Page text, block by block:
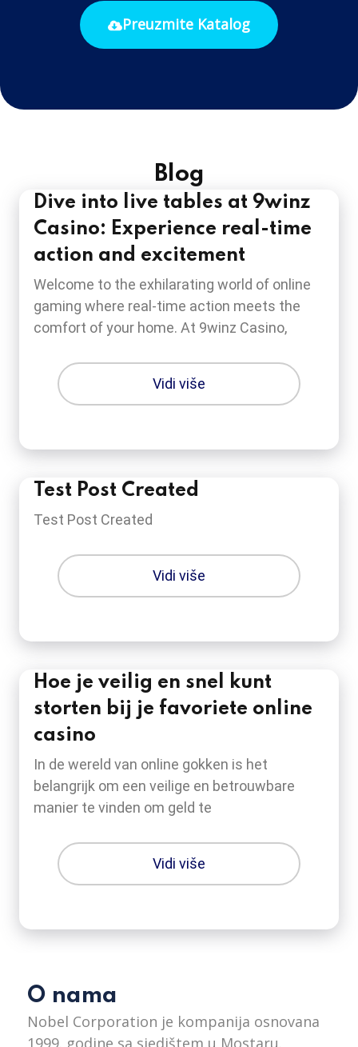
Preuzmite Katalog
Blog
Dive into live tables at 9winz
Casino: Experience real-time
action and excitement
Welcome to the exhilarating world of online
gaming where real-time action meets the
comfort of your home. At 9winz Casino,
Vidi više
Test Post Created
Test Post Created
Vidi više
Hoe je veilig en snel kunt
storten bij je favoriete online
casino
In de wereld van online gokken is het
belangrijk om een veilige en betrouwbare
manier te vinden om geld te
Vidi više
O nama
Nobel Corporation je kompanija osnovana